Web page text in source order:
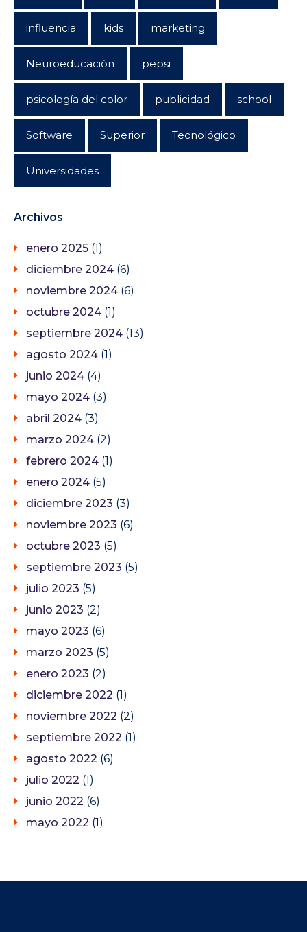
influencia kids marketing
Neuroeducación pepsi
psicología del color publicidad school
Software Superior Tecnológico
Universidades
Archivos
enero 2025 (1)
diciembre 2024 (6)
noviembre 2024 (6)
octubre 2024 (1)
septiembre 2024 (13)
agosto 2024 (1)
junio 2024 (4)
mayo 2024 (3)
abril 2024 (3)
marzo 2024 (2)
febrero 2024 (1)
enero 2024 (5)
diciembre 2023 (3)
noviembre 2023 (6)
octubre 2023 (5)
septiembre 2023 (5)
julio 2023 (5)
junio 2023 (2)
mayo 2023 (6)
marzo 2023 (5)
enero 2023 (2)
diciembre 2022 (1)
noviembre 2022 (2)
septiembre 2022 (1)
agosto 2022 (6)
julio 2022 (1)
junio 2022 (6)
mayo 2022 (1)